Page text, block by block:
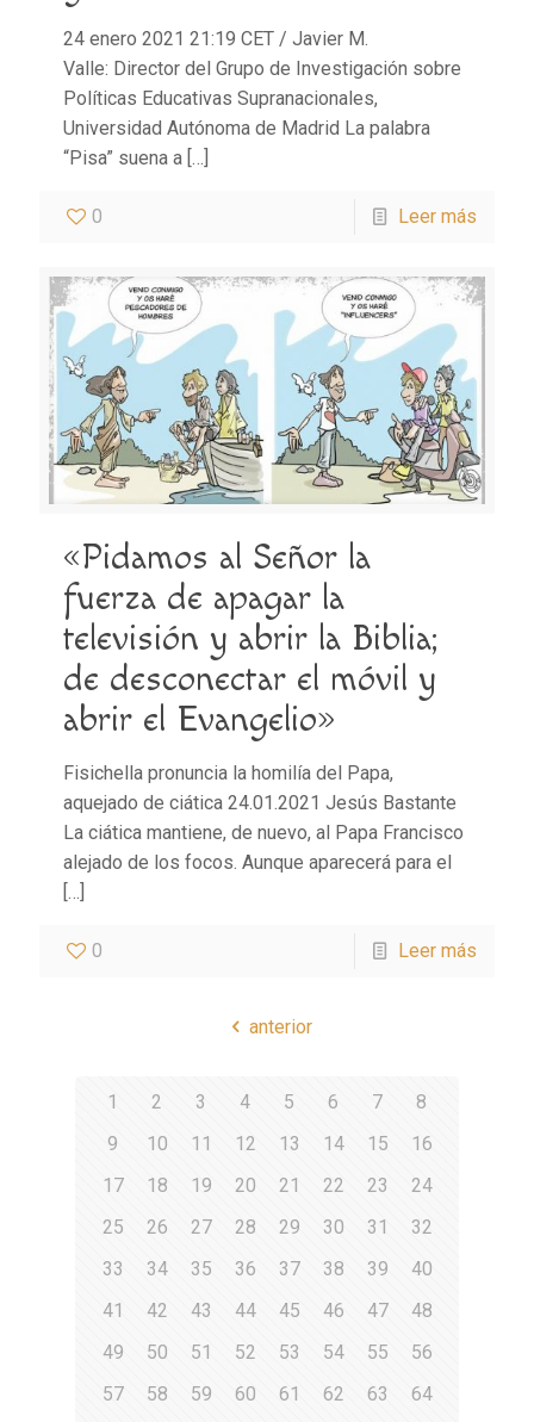
24 enero 2021 21:19 CET / Javier M.
Valle: Director del Grupo de Investigación sobre
Políticas Educativas Supranacionales,
Universidad Autónoma de Madrid La palabra
“Pisa” suena a […]
0 Leer más
«Pidamos al Señor la
fuerza de apagar la
televisión y abrir la Biblia;
de desconectar el móvil y
abrir el Evangelio»
Fisichella pronuncia la homilía del Papa,
aquejado de ciática 24.01.2021 Jesús Bastante
La ciática mantiene, de nuevo, al Papa Francisco
alejado de los focos. Aunque aparecerá para el
[…]
0 Leer más
anterior
1 2 3 4 5 6 7
8
9
10 11 12 13 14 15
16
17
18 19 20 21 22 23
24
25
26 27 28 29 30 31
32
33
34 35 36 37 38 39
40
41
42 43 44 45 46 47
48
49
50 51 52 53 54 55
56
57
58 59 60 61 62 63
64